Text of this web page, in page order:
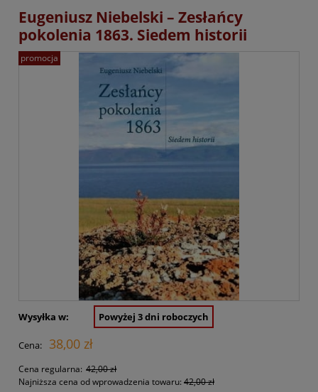
Eugeniusz Niebelski – Zesłańcy
pokolenia 1863. Siedem historii
promocja
Wysyłka w: Powyżej 3 dni roboczych
Cena: 38,00 zł
Cena regularna: 42,00 zł
Najniższa cena od wprowadzenia towaru: 42,00 zł